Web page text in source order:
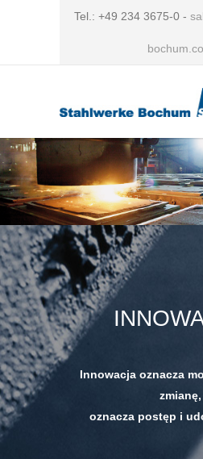
Tel.: +49 234 3675-0 -
Innowacja oznacza
zmianę,
oznacza postęp i